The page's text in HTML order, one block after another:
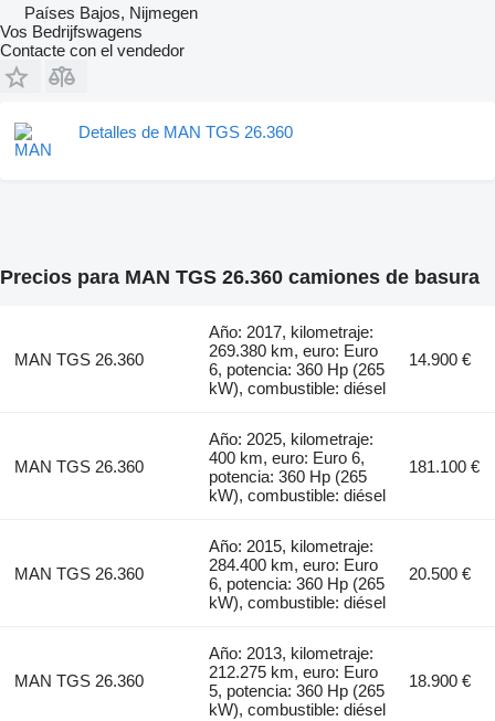
Países Bajos, Nijmegen
Vos Bedrijfswagens
Contacte con el vendedor
Detalles de MAN TGS 26.360
Precios para MAN TGS 26.360 camiones de basura
MAN TGS 26.360
Año: 2017, kilometraje:
269.380 km, euro: Euro
6, potencia: 360 Hp (265
kW), combustible: diésel
14.900 €
MAN TGS 26.360
Año: 2025, kilometraje:
400 km, euro: Euro 6,
potencia: 360 Hp (265
kW), combustible: diésel
181.100 €
MAN TGS 26.360
Año: 2015, kilometraje:
284.400 km, euro: Euro
6, potencia: 360 Hp (265
kW), combustible: diésel
20.500 €
MAN TGS 26.360
Año: 2013, kilometraje:
212.275 km, euro: Euro
5, potencia: 360 Hp (265
kW), combustible: diésel
18.900 €